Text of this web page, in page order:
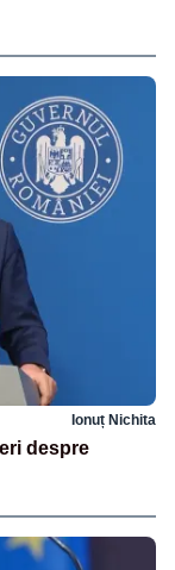
Ionuț Nichita
despre